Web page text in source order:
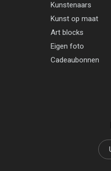
Kunstenaars
Kunst op maat
Art blocks
Eigen foto
Cadeaubonnen